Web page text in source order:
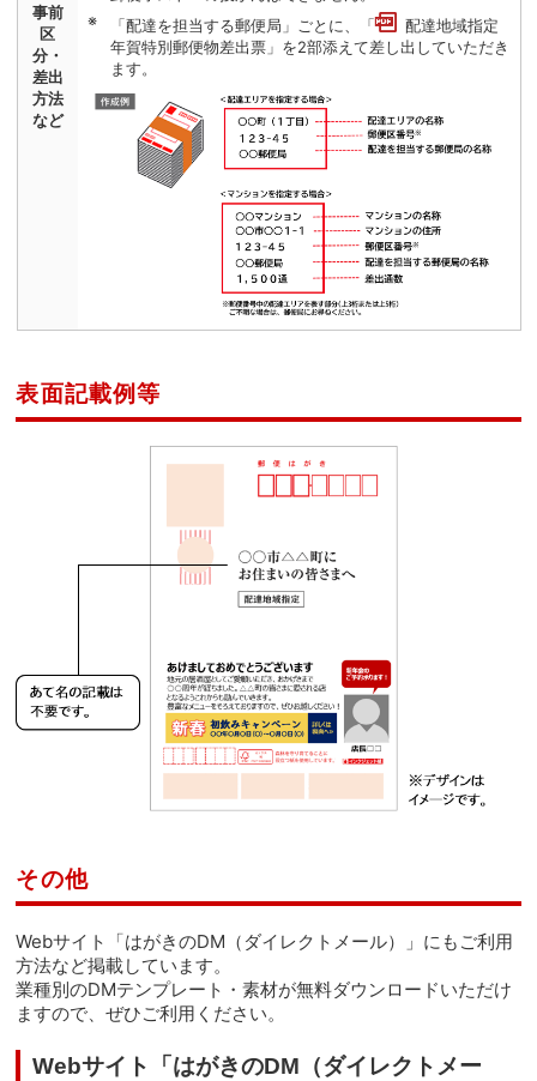
事前
区
分・
差出
方法
など
「配達を担当する郵便局」ごとに、「
配達地域指定
年賀特別郵便物差出票」を2部添えて差し出していただき
ます。
表面記載例等
その他
Webサイト「はがきのDM（ダイレクトメール）」にもご利用
方法など掲載しています。
業種別のDMテンプレート・素材が無料ダウンロードいただけ
ますので、ぜひご利用ください。
Webサイト「はがきのDM（ダイレクトメー